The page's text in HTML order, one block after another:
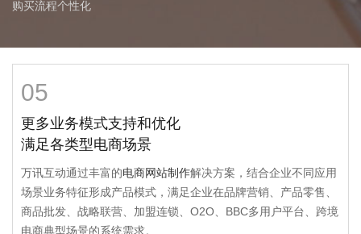
购买流程个性化
05
更多业务模式支持和优化
满足各类型电商场景
万讯互动通过丰富的电商网站制作解决方案，结合企业不同应用
场景业务特征形成产品模式，满足企业在品牌营销、产品零售、
商品批发、战略联营、加盟连锁、O2O、BBC多用户平台、跨境
电商典型场景的系统需求。